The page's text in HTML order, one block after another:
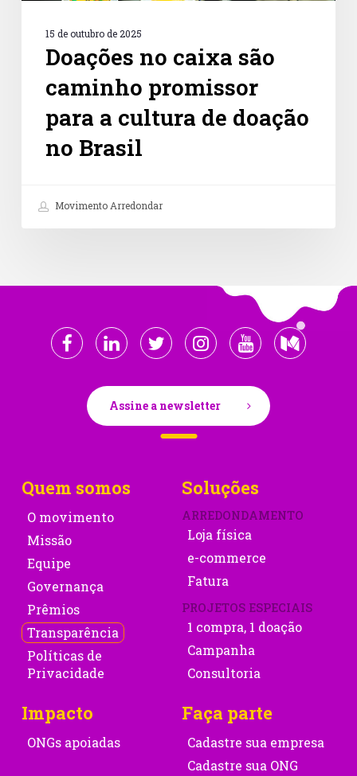
15 de outubro de 2025
Doações no caixa são
caminho promissor
para a cultura de doação
no Brasil
Movimento Arredondar
Assine a newsletter
Quem somos
O movimento
Missão
Equipe
Governança
Prêmios
Transparência
Políticas de
Privacidade
Soluções
ARREDONDAMENTO
Loja física
e-commerce
Fatura
PROJETOS ESPECIAIS
1 compra, 1 doação
Campanha
Consultoria
Impacto
ONGs apoiadas
Faça parte
Cadastre sua empresa
Cadastre sua ONG